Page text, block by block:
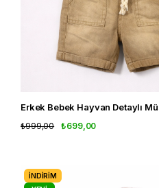
₺699,00
₺999,00
İNDIRIM